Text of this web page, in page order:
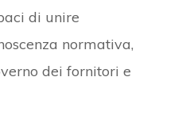
di unire
normativa,
dei fornitori e